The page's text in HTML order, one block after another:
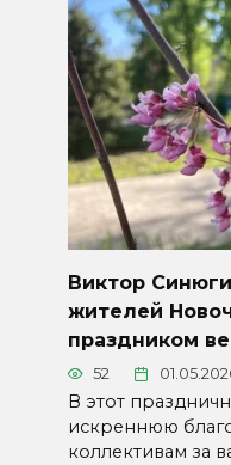
Виктор
жителей
праздником
52
В этот
искреннюю
коллективам за